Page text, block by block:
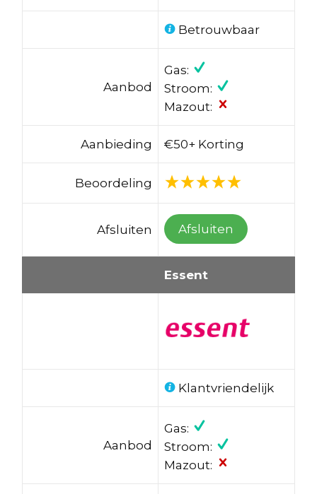
Betrouwbaar
Aanbod
Gas:
Stroom:
Mazout:
Aanbieding €50+ Korting
Beoordeling
Afsluiten Afsluiten
Essent
Klantvriendelijk
Aanbod
Gas:
Stroom:
Mazout: